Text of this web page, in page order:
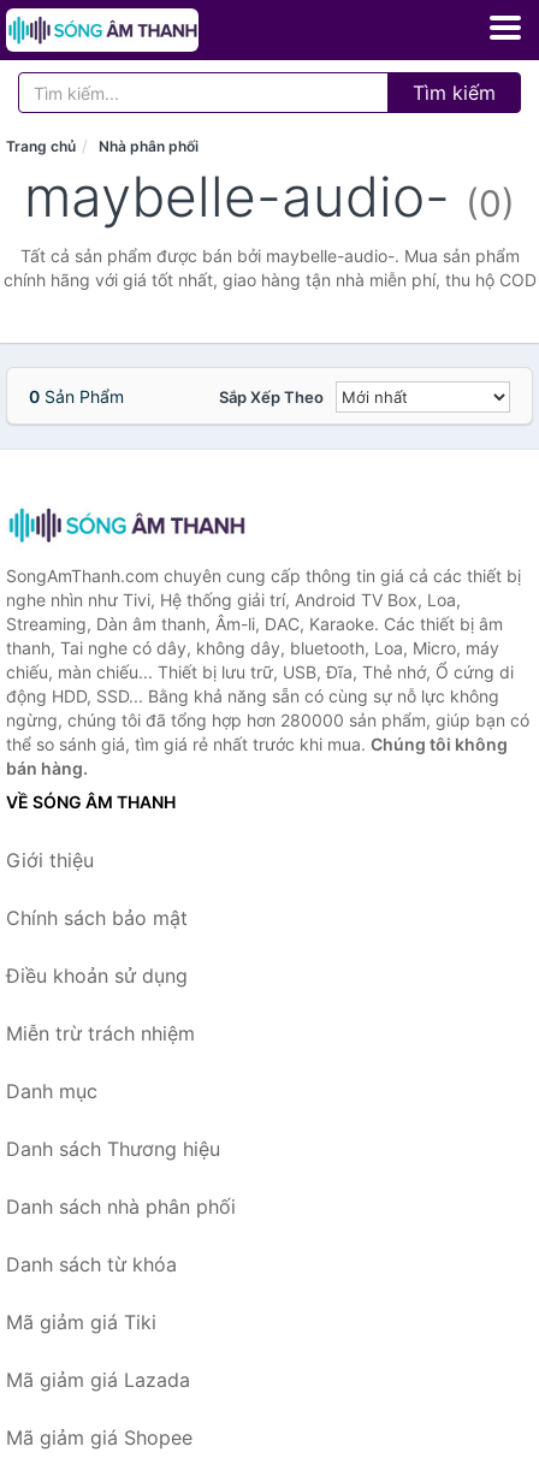
Tìm kiếm
Trang chủ Nhà phân phối
maybelle-audio- (0)
Tất cả sản phẩm được bán bởi maybelle-audio-. Mua sản phẩm
chính hãng với giá tốt nhất, giao hàng tận nhà miễn phí, thu hộ COD
0 Sản Phẩm Sắp Xếp Theo
SongAmThanh.com chuyên cung cấp thông tin giá cả các thiết bị
nghe nhìn như Tivi, Hệ thống giải trí, Android TV Box, Loa,
Streaming, Dàn âm thanh, Âm-li, DAC, Karaoke. Các thiết bị âm
thanh, Tai nghe có dây, không dây, bluetooth, Loa, Micro, máy
chiếu, màn chiếu... Thiết bị lưu trữ, USB, Đĩa, Thẻ nhớ, Ổ cứng di
động HDD, SSD... Bằng khả năng sẵn có cùng sự nỗ lực không
ngừng, chúng tôi đã tổng hợp hơn 280000 sản phẩm, giúp bạn có
thể so sánh giá, tìm giá rẻ nhất trước khi mua. Chúng tôi không
bán hàng.
VỀ SÓNG ÂM THANH
Giới thiệu
Chính sách bảo mật
Điều khoản sử dụng
Miễn trừ trách nhiệm
Danh mục
Danh sách Thương hiệu
Danh sách nhà phân phối
Danh sách từ khóa
Mã giảm giá Tiki
Mã giảm giá Lazada
Mã giảm giá Shopee